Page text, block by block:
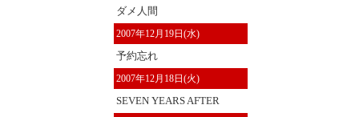
ダメ人間
2007年12月19日(水)
予約忘れ
2007年12月18日(火)
SEVEN YEARS AFTER